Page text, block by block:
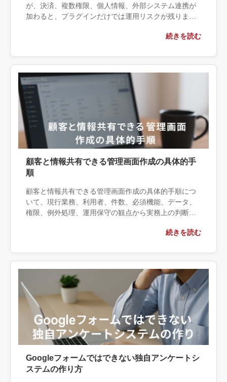
が、決済、複数権限、個人情報、外部システム連携が
加わると、プラグインだけでは運用リスクが残りま
界と、本番前に決める保守・バックアップ・退会時削
続きを読む
顧客と情報共有できる管理画面作成の具体的手
順
顧客と情報共有できる管理画面作成の具体的手順につ
いて、現行業務、利用者、件数、必須機能、データ、
権限、例外処理、運用保守の観点から実務上の判断材
する条件、相談前に用意する情報、依頼後に確認すべ
続きを読む
Googleフォームではできない独自アンケートシ
ステムの作り方